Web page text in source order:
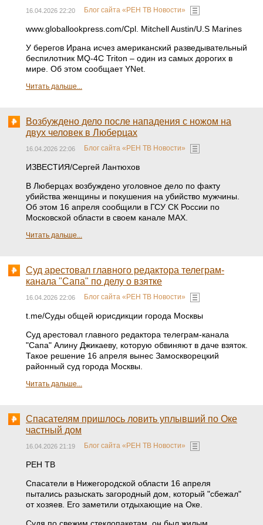
16.04.2026 22:20 Блог сайта «РЕН ТВ Новости»
www.globallookpress.com/Cpl. Mitchell Austin/U.S Marines
У берегов Ирана исчез американский разведывательный
беспилотник MQ-4C Triton – один из самых дорогих в
мире. Об этом сообщает YNet.
Читать дальше...
Возбуждено дело после нападения с ножом на
двух человек в Люберцах
16.04.2026 22:06 Блог сайта «РЕН ТВ Новости»
ИЗВЕСТИЯ/Сергей Лантюхов
В Люберцах возбуждено уголовное дело по факту
убийства женщины и покушения на убийство мужчины.
Об этом 16 апреля сообщили в ГСУ СК России по
Московской области в своем канале МАХ.
Читать дальше...
Суд арестовал главного редактора телеграм-
канала "Сапа" по делу о взятке
16.04.2026 22:06 Блог сайта «РЕН ТВ Новости»
t.me/Суды общей юрисдикции города Москвы
Суд арестовал главного редактора телеграм-канала
"Сапа" Алину Джикаеву, которую обвиняют в даче взяток.
Такое решение 16 апреля вынес Замоскворецкий
районный суд города Москвы.
Читать дальше...
Спасателям пришлось ловить уплывший по Оке
частный дом
16.04.2026 21:19 Блог сайта «РЕН ТВ Новости»
РЕН ТВ
Спасатели в Нижегородской области 16 апреля
пытались разыскать загородный дом, который "сбежал"
от хозяев. Его заметили отдыхающие на Оке.